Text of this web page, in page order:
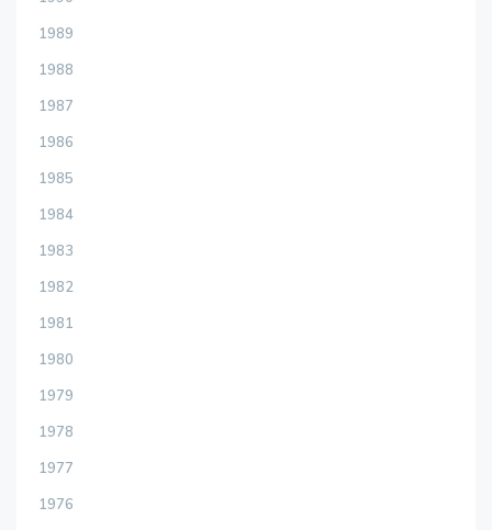
1989
1988
1987
1986
1985
1984
1983
1982
1981
1980
1979
1978
1977
1976